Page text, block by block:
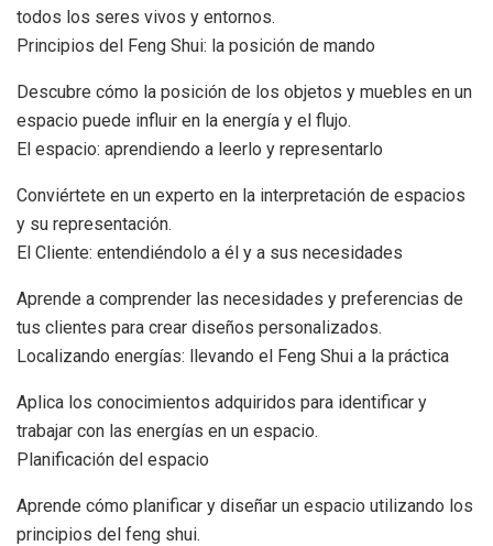
todos los seres vivos y entornos.
Principios del Feng Shui: la posición de mando
Descubre cómo la posición de los objetos y muebles en un
espacio puede influir en la energía y el flujo.
El espacio: aprendiendo a leerlo y representarlo
Conviértete en un experto en la interpretación de espacios
y su representación.
El Cliente: entendiéndolo a él y a sus necesidades
Aprende a comprender las necesidades y preferencias de
tus clientes para crear diseños personalizados.
Localizando energías: llevando el Feng Shui a la práctica
Aplica los conocimientos adquiridos para identificar y
trabajar con las energías en un espacio.
Planificación del espacio
Aprende cómo planificar y diseñar un espacio utilizando los
principios del feng shui.